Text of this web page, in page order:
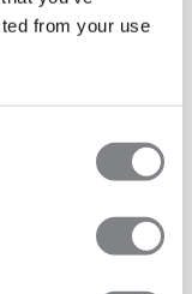
from your use